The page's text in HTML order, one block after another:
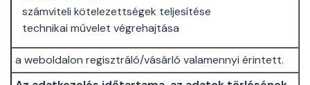
számviteli kötelezettségek teljesítése
technikai művelet végrehajtása
a weboldalon regisztráló/vásárló valamennyi érintett.